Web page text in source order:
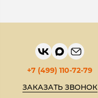
+7 (499) 110-72-79
ЗАКАЗАТЬ ЗВОНОК